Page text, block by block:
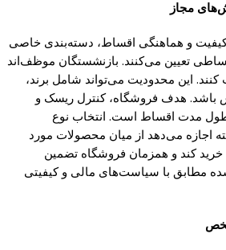
و هماهنگی اقساط، دسته‌بندی خاصی
تعیین می‌کنند. بازنشستگان موظف‌اند
کنند. این محدودیت می‌تواند شامل برند،
هدف فروشگاه، کنترل ریسک و
طول مدت اقساط است. انتخاب نوع
اجازه می‌دهد از میان محصولات مورد
خرید کند و همزمان فروشگاه تضمین
مطابق با سیاست‌های مالی و کیفیتی